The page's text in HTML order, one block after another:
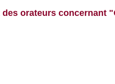
des orateurs concernant